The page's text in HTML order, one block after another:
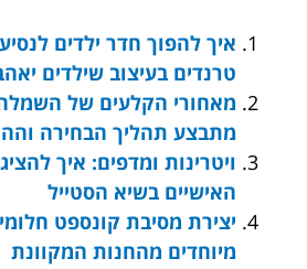
איך להפוך חדר ילדים
טרנדים בעיצוב שילדים
מאחורי הקלעים של
מתבצע תהליך הבחירה
ויטרינות ומדפים: איך
האישיים בשיא הסטייל
יצירת מסיבת קונספט
מיוחדים מהחנות המקוונת